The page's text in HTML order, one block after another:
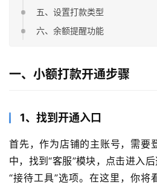
五、设置打款类型
六、余额提醒功能
一、小额打款开通步骤
1、找到开通入口
首先，作为店铺的主账号，需要
中，找到“客服”模块，点击进入
“接待工具”选项。在这里，你将